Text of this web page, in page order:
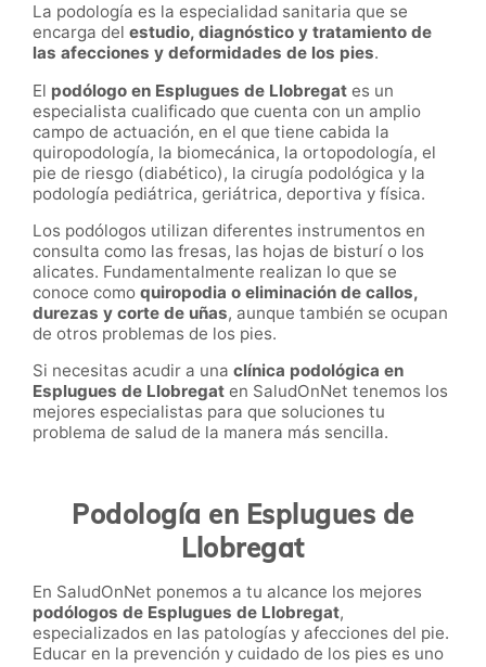
La podología es la especialidad sanitaria que se
encarga del estudio, diagnóstico y tratamiento de
las afecciones y deformidades de los pies.
El podólogo en Esplugues de Llobregat es un
especialista cualificado que cuenta con un amplio
campo de actuación, en el que tiene cabida la
quiropodología, la biomecánica, la ortopodología, el
pie de riesgo (diabético), la cirugía podológica y la
podología pediátrica, geriátrica, deportiva y física.
Los podólogos utilizan diferentes instrumentos en
consulta como las fresas, las hojas de bisturí o los
alicates. Fundamentalmente realizan lo que se
conoce como quiropodia o eliminación de callos,
durezas y corte de uñas, aunque también se ocupan
de otros problemas de los pies.
Si necesitas acudir a una clínica podológica en
Esplugues de Llobregat en SaludOnNet tenemos los
mejores especialistas para que soluciones tu
problema de salud de la manera más sencilla.
Podología en Esplugues de
Llobregat
En SaludOnNet ponemos a tu alcance los mejores
podólogos de Esplugues de Llobregat,
especializados en las patologías y afecciones del pie.
Educar en la prevención y cuidado de los pies es uno